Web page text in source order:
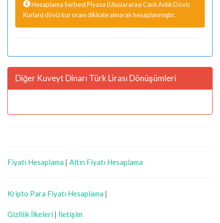
Hesaplama Serbest Piyasa (Uluslararası Canlı Anlık Döviz
Kurları) döviz kur oranı dikkate alınarak hesaplanmıştır.
Diğer Kuveyt Dinarı Türk Lirası Dönüşümleri
Fiyatı Hesaplama | Altın Fiyatı Hesaplama
Kripto Para Fiyatı Hesaplama |
Gizlilik İlkeleri | İletişim